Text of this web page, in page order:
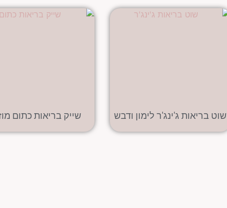
שוט בריאות ג'ינג'ר לימון ודבש שייק בריאות כתום